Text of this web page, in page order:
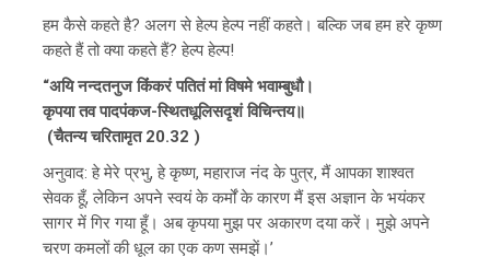
हम कैसे कहते है? अलग से हेल्प हेल्प नहीं कहते। बल्कि जब हम हरे कृष्ण
कहते हैं तो क्या कहते हैं? हेल्प हेल्प!
“अयि नन्दतनुज किंंकरं पतितं मां विषमे भवाम्बुधौ।
कृपया तव पादपंकज-स्थितधूलिसदृशं विचिन्तय॥
(चैतन्य चरितामृत 20.32 )
अनुवाद: हे मेरे प्रभु, हे कृष्ण, महाराज नंद के पुत्र, मैं आपका शाश्वत
सेवक हूँ, लेकिन अपने स्वयं के कर्मों के कारण मैं इस अज्ञान के भयंकर
सागर में गिर गया हूँ। अब कृपया मुझ पर अकारण दया करें। मुझे अपने
चरण कमलों की धूल का एक कण समझें।’